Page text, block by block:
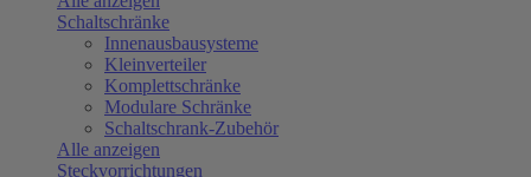
Schaltschränke
Innenausbausysteme
Kleinverteiler
Komplettschränke
Modulare Schränke
Schaltschrank-Zubehör
Alle anzeigen
Steckvorrichtungen